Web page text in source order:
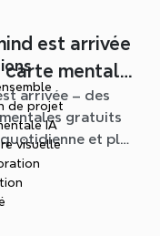
est arrivée
carte mentale
arrivée – des
gratuits
et plus
idéal et oubliez
de projet
IA
visuelle